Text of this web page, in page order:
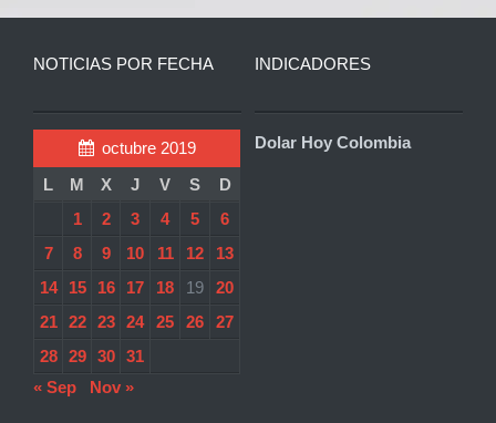
NOTICIAS POR FECHA
octubre 2019
L
M X J V S
D
1
2 3 4 5
6
7
8 9 10 11 12
13
14
15 16 17 18 19
20
21
22 23 24 25 26
27
28
29 30
31
« Sep
Nov »
INDICADORES
Dolar Hoy Colombia